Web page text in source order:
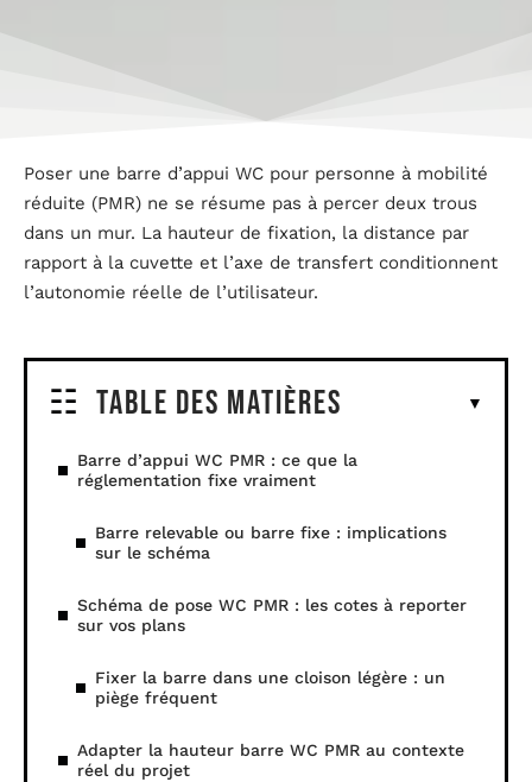
Poser une barre d’appui WC pour personne à mobilité
réduite (PMR) ne se résume pas à percer deux trous
dans un mur. La hauteur de fixation, la distance par
rapport à la cuvette et l’axe de transfert conditionnent
l’autonomie réelle de l’utilisateur.
Table des matières
Barre d’appui WC PMR : ce que la
réglementation fixe vraiment
Barre relevable ou barre fixe : implications
sur le schéma
Schéma de pose WC PMR : les cotes à reporter
sur vos plans
Fixer la barre dans une cloison légère : un
piège fréquent
Adapter la hauteur barre WC PMR au contexte
réel du projet